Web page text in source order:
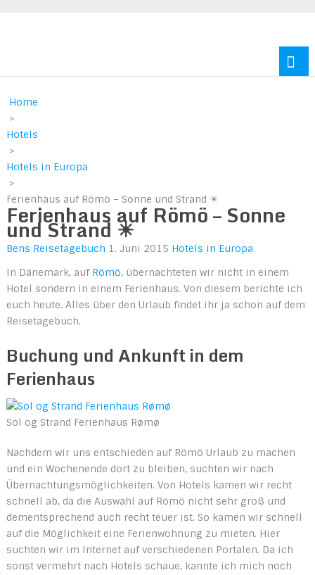
Home
>
Hotels
>
Hotels in Europa
>
Ferienhaus auf Römö – Sonne und Strand ☀
Ferienhaus auf Römö – Sonne
und Strand ☀
Bens Reisetagebuch 1. Juni 2015 Hotels in Europa
In Dänemark, auf Römö, übernachteten wir nicht in einem
Hotel sondern in einem Ferienhaus. Von diesem berichte ich
euch heute. Alles über den Urlaub findet ihr ja schon auf dem
Reisetagebuch.
Buchung und Ankunft in dem
Ferienhaus
Sol og Strand Ferienhaus Rømø
Nachdem wir uns entschieden auf Römö Urlaub zu machen
und ein Wochenende dort zu bleiben, suchten wir nach
Übernachtungsmöglichkeiten. Von Hotels kamen wir recht
schnell ab, da die Auswahl auf Römö nicht sehr groß und
dementsprechend auch recht teuer ist. So kamen wir schnell
auf die Möglichkeit eine Ferienwohnung zu mieten. Hier
suchten wir im Internet auf verschiedenen Portalen. Da ich
sonst vermehrt nach Hotels schaue, kannte ich mich noch